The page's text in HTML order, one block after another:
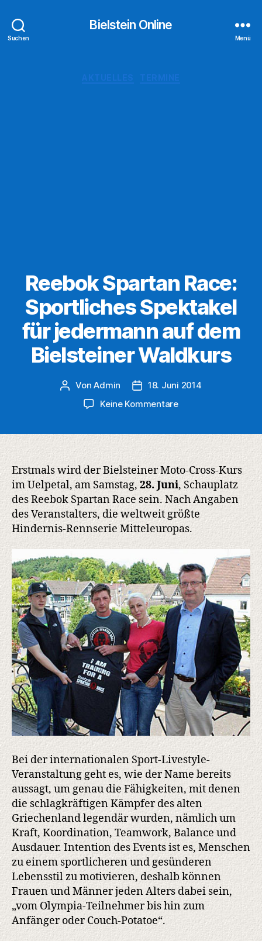
Suchen
Bielstein Online
Menü
Reebok Spartan Race:
Sportliches Spektakel
für jedermann auf dem
Bielsteiner Waldkurs
Beitragsautor
VonAdmin Veröffentlichungsdatum
18. Juni 2014
Keine Kommentarezu
Race:
Sportliches
Spektakel
für
jedermann
auf
dem
Bielsteiner
Waldkurs
Erstmals wird der Bielsteiner Moto-Cross-Kurs
im Uelpetal, am Samstag, 28. Juni, Schauplatz
des Reebok Spartan Race sein. Nach Angaben
des Veranstalters, die weltweit größte
Hindernis-Rennserie Mitteleuropas.
Bei der internationalen Sport-Livestyle-
Veranstaltung geht es, wie der Name bereits
aussagt, um genau die Fähigkeiten, mit denen
die schlagkräftigen Kämpfer des alten
Griechenland legendär wurden, nämlich um
Kraft, Koordination, Teamwork, Balance und
Ausdauer. Intention des Events ist es, Menschen
zu einem sportlicheren und gesünderen
Lebensstil zu motivieren, deshalb können
Frauen und Männer jeden Alters dabei sein,
„vom Olympia-Teilnehmer bis hin zum
Anfänger oder Couch-Potatoe“.